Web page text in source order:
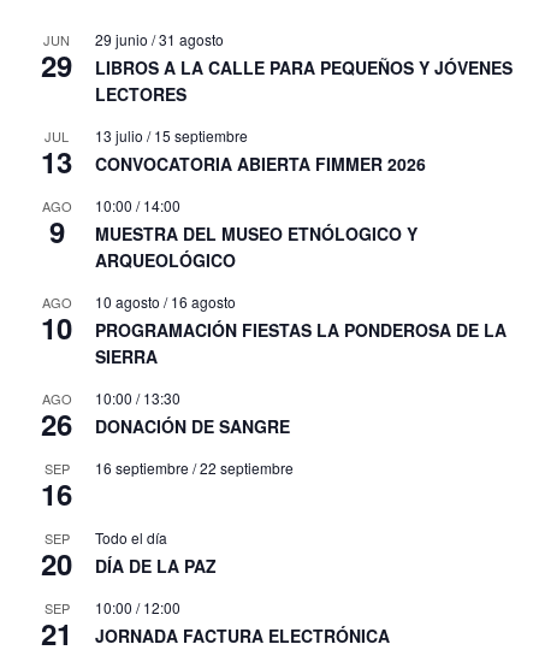
JUN
29
29 junio /31 agosto
LIBROS A LA CALLE PARA PEQUEÑOS Y JÓVENES
LECTORES
JUL
13
13 julio /15 septiembre
CONVOCATORIA ABIERTA FIMMER 2026
AGO
9
10:00 /14:00
MUESTRA DEL MUSEO ETNÓLOGICO Y
ARQUEOLÓGICO
AGO
10
10 agosto /16 agosto
PROGRAMACIÓN FIESTAS LA PONDEROSA DE LA
SIERRA
AGO
26
10:00 /13:30
DONACIÓN DE SANGRE
SEP
16
16 septiembre /22 septiembre
SEP
20
Todo el día
DÍA DE LA PAZ
SEP
21
10:00 /12:00
JORNADA FACTURA ELECTRÓNICA